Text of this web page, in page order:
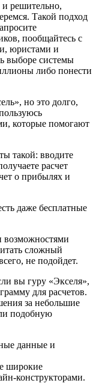
и решительно,
Такой подход
пообщайтесь с
юристами и
выборе системы
либо понести
но это долго,
которые помогают
такой: вводите
расчет
о прибылях и
даже бесплатные
сложный
не подойдет.
вы гуру «Экселя»,
для расчетов.
за небольшие
подобную
данные и
широкие
конструкторами.